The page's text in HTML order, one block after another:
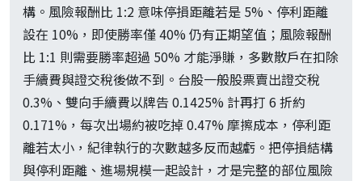
構。風險報酬比 1:2 意味停損距離若是 5%、停利距離
設在 10%，即使勝率僅 40% 仍有正期望值；風險報酬
比 1:1 則需要勝率超過 50% 才能淨賺，多數散戶在扣除
手續費與證交稅後做不到。台股一般股票賣出證交稅
0.3%、雙向手續費以牌告 0.1425% 計再打 6 折約
0.171%，每次出場約被吃掉 0.47% 摩擦成本，停利距
離若太小，紀律執行的次數越多反而越虧。把停損結構
與停利距離、進場規模一起設計，才是完整的部位風險